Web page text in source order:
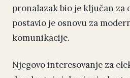
pronalazak bio je ključan za
postavio je osnovu za
komunikacije.
Njegovo interesovanje za